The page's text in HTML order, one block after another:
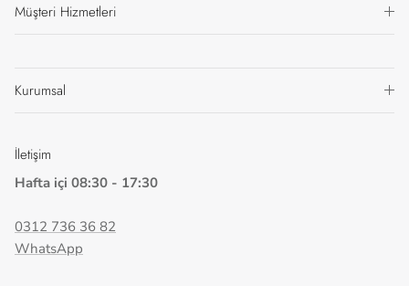
Müşteri Hizmetleri
Kurumsal
İletişim
Hafta içi 08:30 - 17:30
0312 736 36 82
WhatsApp